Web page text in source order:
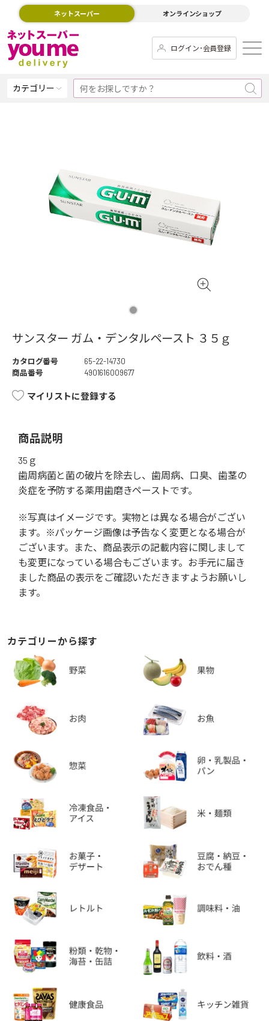
ネットスーパー オンラインショップ
ログイン･会員登録
カテゴリー
サンスター ガム・デンタルペースト ３５ｇ
カタログ番号
65-22-14730
商品番号
4901616009677
マイリストに登録する
商品説明
35ｇ
歯周病菌と菌の破片を除去し、歯周病、口臭、歯茎の
炎症を予防する薬用歯磨きペーストです。
※写真はイメージです。実物とは異なる場合がござい
ます。※パッケージ画像は予告なく変更となる場合が
ございます。また、商品表示の記載内容に関しまして
も変更になっている場合もございます。お手元に届き
ました商品の表示をご確認いただきますようお願いし
ます。
カテゴリーから探す